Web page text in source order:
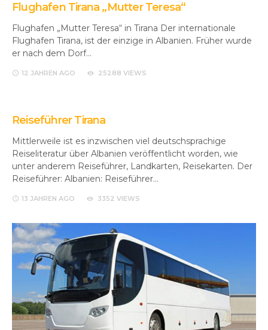
Flughafen Tirana „Mutter Teresa“
Flughafen „Mutter Teresa“ in Tirana Der internationale
Flughafen Tirana, ist der einzige in Albanien. Früher wurde
er nach dem Dorf…
12 JAHREN AGO 25288 VIEWS
Reiseführer Tirana
Mittlerweile ist es inzwischen viel deutschsprachige
Reiseliteratur über Albanien veröffentlicht worden, wie
unter anderem Reiseführer, Landkarten, Reisekarten. Der
Reiseführer: Albanien: Reiseführer…
13 JAHREN AGO 3352 VIEWS